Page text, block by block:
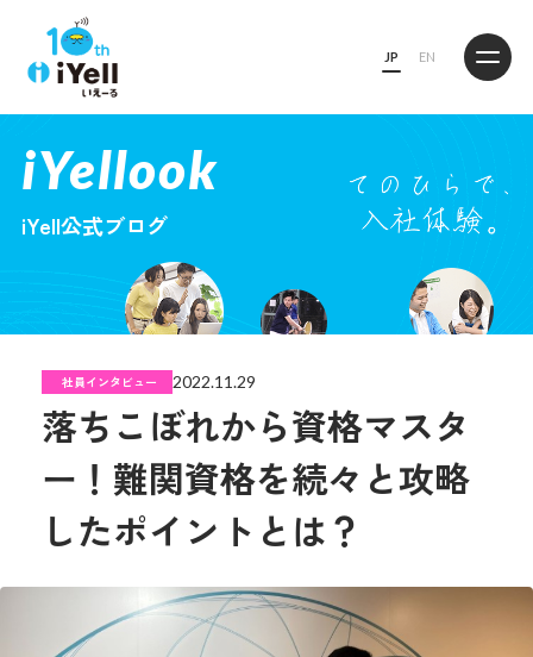
JP EN
iYellook
iYell公式ブログ
社員インタビュー 2022.11.29
落ちこぼれから資格マスタ
ー！難関資格を続々と攻略
したポイントとは？